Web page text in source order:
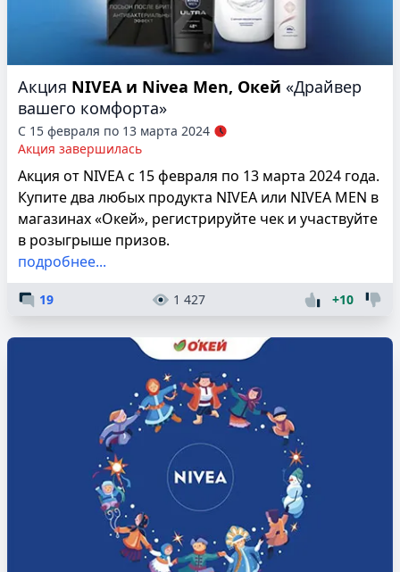
Акция NIVEA и Nivea Men, Окей «Драйвер
вашего комфорта»
С 15 февраля по 13 марта 2024
Акция завершилась
Акция от NIVEA с 15 февраля по 13 марта 2024 года.
Купите два любых продукта NIVEA или NIVEA MEN в
магазинах «Окей», регистрируйте чек и участвуйте
в розыгрыше призов.
подробнее...
19 1 427 +10